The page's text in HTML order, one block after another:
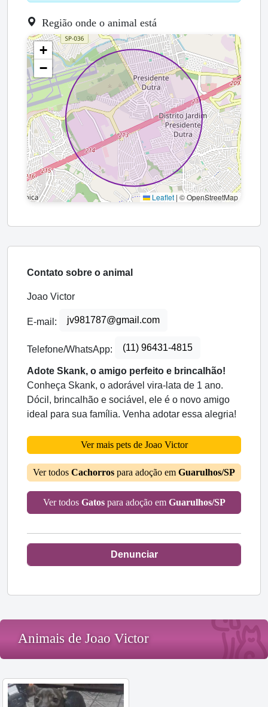
Região onde o animal está
+
−
Leaflet | © OpenStreetMap
Contato sobre o animal
Joao Victor
E-mail: jv981787@gmail.com
Telefone/WhatsApp: (11) 96431-4815
Adote Skank, o amigo perfeito e brincalhão!
Conheça Skank, o adorável vira-lata de 1 ano.
Dócil, brincalhão e sociável, ele é o novo amigo
ideal para sua família. Venha adotar essa alegria!
Ver mais pets de Joao Victor
Ver todos Cachorros para adoção em Guarulhos/SP
Ver todos Gatospara adoção em Guarulhos/SP
Denunciar
Animais de Joao Victor